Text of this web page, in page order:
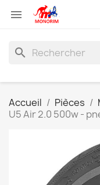

search
Accueil Pièces
U5 Air 2.0 500w -